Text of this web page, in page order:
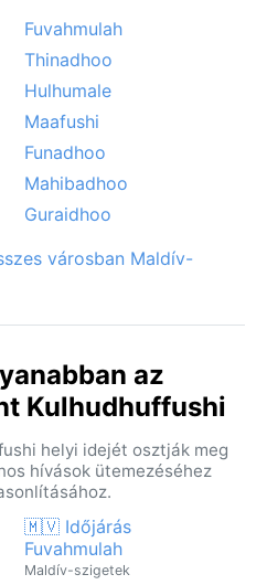
szinte egész
Fuvahmulah
Thinadhoo
Hulhumale
Maafushi
Funadhoo
Mahibadhoo
Guraidhoo
városban Maldív-
az
Kulhudhuffushi
helyi idejét osztják meg
hívások ütemezéséhez
🇲🇻 Időjárás
Fuvahmulah
Maldív-szigetek